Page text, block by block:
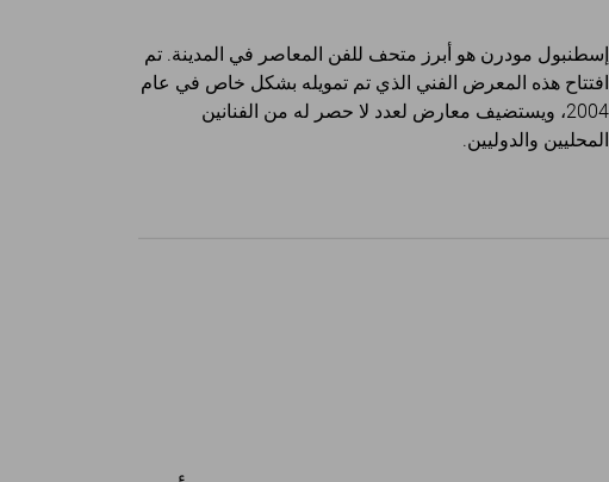
إسطنبول مودرن هو أبرز متحف للفن المعاصر في المدينة. تم
افتتاح هذه المعرض الفني الذي تم تمويله بشكل خاص في عام
2004، ويستضيف معارض لعدد لا حصر له من الفنانين
المحليين والدوليين.